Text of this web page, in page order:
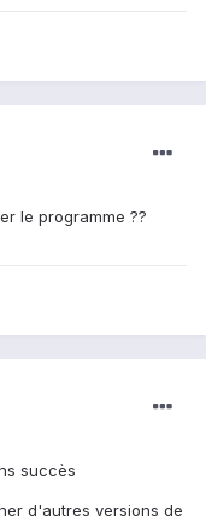
le programme ??
succès
d'autres versions de